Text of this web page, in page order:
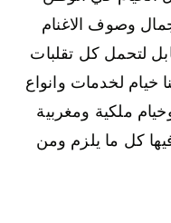
وصوف الاغنام
لتحمل كل تقلبات
خيام لخدمات وانواع
ملكية ومغربية
كل ما يلزم ومن